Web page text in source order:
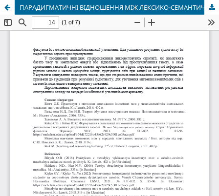
ПАРАДИГМАТИЧНІ ВІДНОШЕННЯ МІЖ ЛЕКСИКО-СЕМАНТИЧНИМИ ГРУПАМИ ПРИКМЕТНИКІВ У ХУДОЖНЬОМУ СТИЛІ